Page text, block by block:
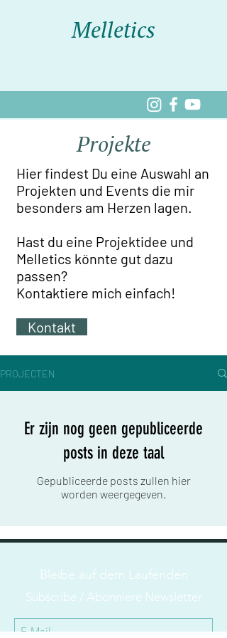
Melletics
Projekte
Hier findest Du eine Auswahl an
Projekten und Events die mir
besonders am Herzen lagen.
Hast du eine Projektidee und
Melletics könnte gut dazu
passen?
Kontaktiere mich einfach!
Kontakt
PROJECTEN
Er zijn nog geen gepubliceerde
posts in deze taal
Gepubliceerde posts zullen hier
worden weergegeven.
Bleibe auf dem Laufenden
Subscribe / Abonniere Newsletter